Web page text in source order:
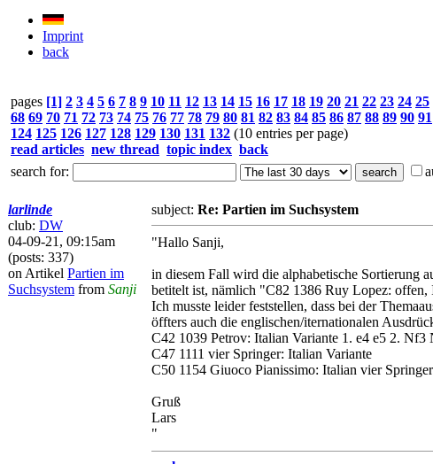
Imprint
back
pages [1] 2 3 4 5 6 7 8 9 10 11 12 13 14 15 16 17 18 19 20 21 22 23 24 25
68 69 70 71 72 73 74 75 76 77 78 79 80 81 82 83 84 85 86 87 88 89 90 91
124 125 126 127 128 129 130 131 132 (10 entries per page)
read articles new thread topic index back
search for:
larlinde
club: DW
04-09-21, 09:15am
(posts: 337)
on Artikel Partien im
Suchsystem from Sanji
subject: Re: Partien im Suchsystem
"Hallo Sanji,
in diesem Fall wird die alphabetische Sortierung
betitelt ist, nämlich "C82 1386 Ruy Lopez: offen,
Ich musste leider feststellen, dass bei der
öffters auch die englischen/iternationalen
C42 1039 Petrov: Italian Variante 1. e4 e5 2.
C47 1111 vier Springer: Italian Variante
C50 1154 Giuoco Pianissimo: Italian vier
Gruß
Lars
"